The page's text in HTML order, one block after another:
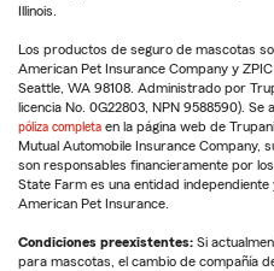
Illinois.
Los productos de seguro de mascotas
American Pet Insurance Company y
Seattle, WA 98108. Administrado por
licencia No. 0G22803, NPN 9588590).
póliza completa en la página web de
Mutual Automobile Insurance Company,
son responsables financieramente por
State Farm es una entidad
American Pet Insurance.
Condiciones preexistentes: Si
para mascotas, el cambio de compañía